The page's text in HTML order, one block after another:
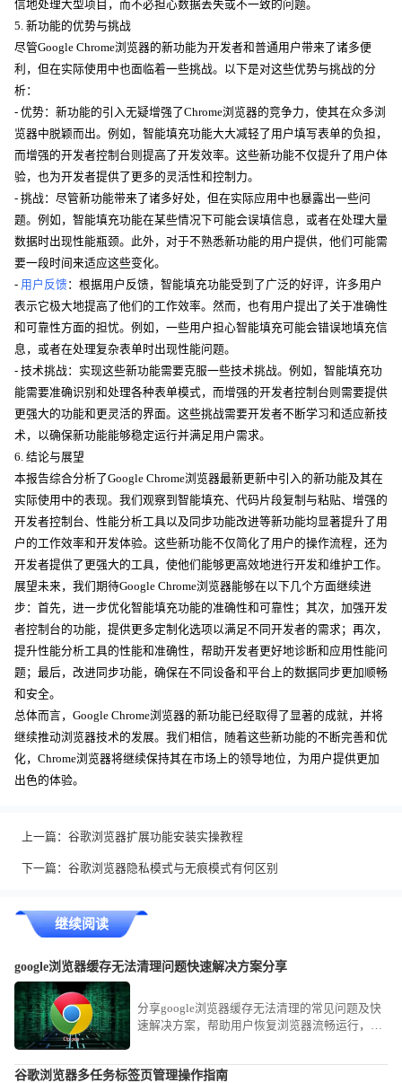
信地处理大型项目，而不必担心数据丢失或不一致的问题。
5. 新功能的优势与挑战
尽管Google Chrome浏览器的新功能为开发者和普通用户带来了诸多便
利，但在实际使用中也面临着一些挑战。以下是对这些优势与挑战的分
析：
- 优势：新功能的引入无疑增强了Chrome浏览器的竞争力，使其在众多浏
览器中脱颖而出。例如，智能填充功能大大减轻了用户填写表单的负担，
而增强的开发者控制台则提高了开发效率。这些新功能不仅提升了用户体
验，也为开发者提供了更多的灵活性和控制力。
- 挑战：尽管新功能带来了诸多好处，但在实际应用中也暴露出一些问
题。例如，智能填充功能在某些情况下可能会误填信息，或者在处理大量
数据时出现性能瓶颈。此外，对于不熟悉新功能的用户提供，他们可能需
要一段时间来适应这些变化。
- 用户反馈：根据用户反馈，智能填充功能受到了广泛的好评，许多用户
表示它极大地提高了他们的工作效率。然而，也有用户提出了关于准确性
和可靠性方面的担忧。例如，一些用户担心智能填充可能会错误地填充信
息，或者在处理复杂表单时出现性能问题。
- 技术挑战：实现这些新功能需要克服一些技术挑战。例如，智能填充功
能需要准确识别和处理各种表单模式，而增强的开发者控制台则需要提供
更强大的功能和更灵活的界面。这些挑战需要开发者不断学习和适应新技
术，以确保新功能能够稳定运行并满足用户需求。
6. 结论与展望
本报告综合分析了Google Chrome浏览器最新更新中引入的新功能及其在
实际使用中的表现。我们观察到智能填充、代码片段复制与粘贴、增强的
开发者控制台、性能分析工具以及同步功能改进等新功能均显著提升了用
户的工作效率和开发体验。这些新功能不仅简化了用户的操作流程，还为
开发者提供了更强大的工具，使他们能够更高效地进行开发和维护工作。
展望未来，我们期待Google Chrome浏览器能够在以下几个方面继续进
步：首先，进一步优化智能填充功能的准确性和可靠性；其次，加强开发
者控制台的功能，提供更多定制化选项以满足不同开发者的需求；再次，
提升性能分析工具的性能和准确性，帮助开发者更好地诊断和应用性能问
题；最后，改进同步功能，确保在不同设备和平台上的数据同步更加顺畅
和安全。
总体而言，Google Chrome浏览器的新功能已经取得了显著的成就，并将
继续推动浏览器技术的发展。我们相信，随着这些新功能的不断完善和优
化，Chrome浏览器将继续保持其在市场上的领导地位，为用户提供更加
出色的体验。
上一篇： 谷歌浏览器扩展功能安装实操教程
下一篇： 谷歌浏览器隐私模式与无痕模式有何区别
继续阅读
google浏览器缓存无法清理问题快速解决方案分享
分享google浏览器缓存无法清理的常见问题及快
速解决方案，帮助用户恢复浏览器流畅运行，提
谷歌浏览器多任务标签页管理操作指南